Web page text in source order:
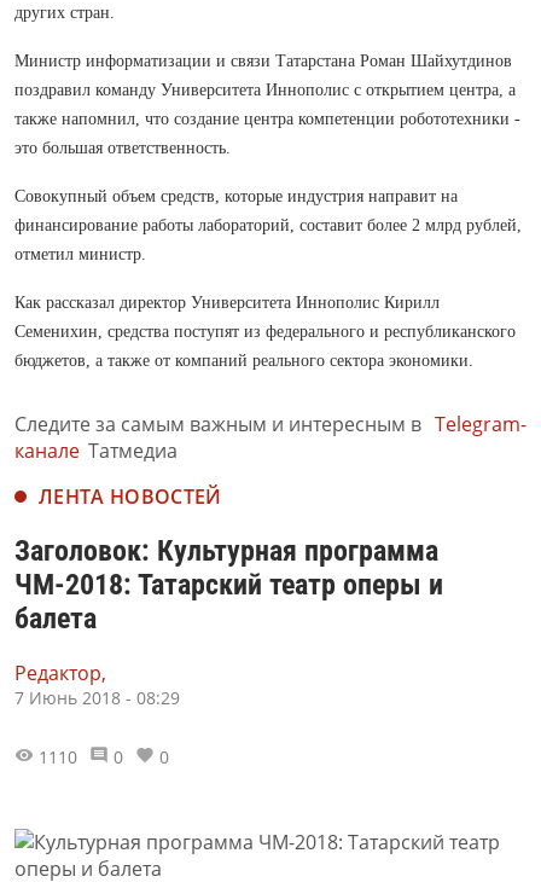
других стран.
Министр информатизации и связи Татарстана Роман Шайхутдинов
поздравил команду Университета Иннополис с открытием центра, а
также напомнил, что создание центра компетенции робототехники -
это большая ответственность.
Совокупный объем средств, которые индустрия направит на
финансирование работы лабораторий, составит более 2 млрд рублей,
отметил министр.
Как рассказал директор Университета Иннополис Кирилл
Семенихин, средства поступят из федерального и республиканского
бюджетов, а также от компаний реального сектора экономики.
Следите за самым важным и интересным в Telegram-
канале Татмедиа
ЛЕНТА НОВОСТЕЙ
Заголовок: Культурная программа
ЧМ-2018: Татарский театр оперы и
балета
Редактор,
7 Июнь 2018 - 08:29
1110 0 0